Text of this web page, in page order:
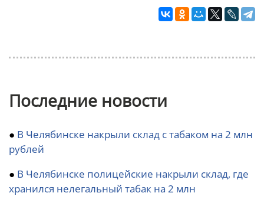
Последние новости
● В Челябинске накрыли склад с табаком на 2 млн
рублей
● В Челябинске полицейские накрыли склад, где
хранился нелегальный табак на 2 млн